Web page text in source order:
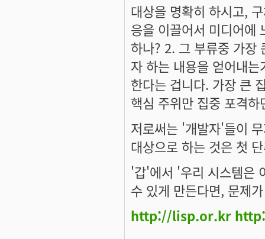
대상을 명확히 하시고,
응을 이끌어서 미디어에
하나? 2. 그 부류중 가장
자 하는 내용을 얻어내
한다는 겁니다. 가장 큰
핵심 주위만 집중 포격
저로써는 '개발자'들이
대상으로 하는 것은 첫
'갑'에서 '우리 시스템은
수 있게 만든다면, 문제
http://lisp.or.kr